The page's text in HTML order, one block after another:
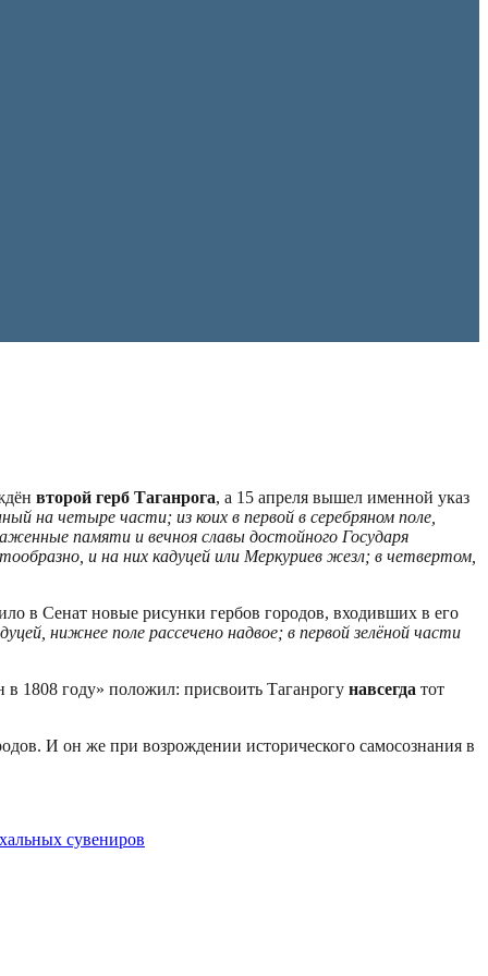
второй герб Таганрога, а 15 апреля вышел именной указ
на четыре части; из коих в первой в серебряном поле,
памяти и вечноя славы достойного Государя
и на них кадуцей или Меркуриев жезл; в четвертом,
в Сенат новые рисунки гербов городов, входивших в его
нижнее поле рассечено надвое; в первой зелёной части
1808 году» положил: присвоить Таганрогу навсегда тот
И он же при возрождении исторического самосознания в
сувениров